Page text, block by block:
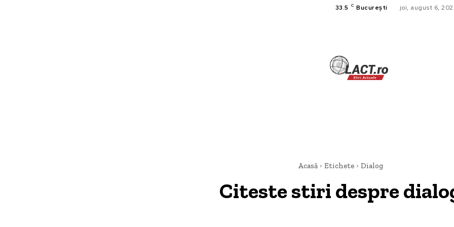
33.5 C București joi, august 6,
Acasă Etichete Dialog
Citeste stiri despre